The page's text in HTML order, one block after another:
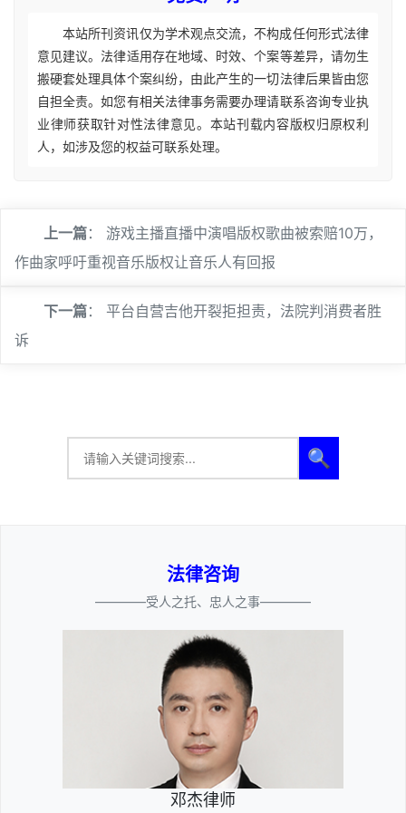
本站所刊资讯仅为学术观点交流，不构成任何形式法律
意见建议。法律适用存在地域、时效、个案等差异，请勿生
搬硬套处理具体个案纠纷，由此产生的一切法律后果皆由您
自担全责。如您有相关法律事务需要办理请联系咨询专业执
业律师获取针对性法律意见。本站刊载内容版权归原权利
人，如涉及您的权益可联系处理。
上一篇： 游戏主播直播中演唱版权歌曲被索赔10万，
作曲家呼吁重视音乐版权让音乐人有回报
下一篇： 平台自营吉他开裂拒担责，法院判消费者胜
诉
🔍
法律咨询
————受人之托、忠人之事————
邓杰律师